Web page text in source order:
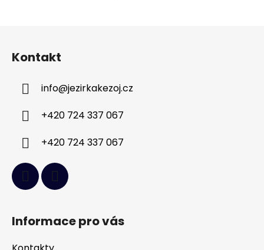
Kontakt
info@jezirkakezoj.cz
+420 724 337 067
+420 724 337 067
Informace pro vás